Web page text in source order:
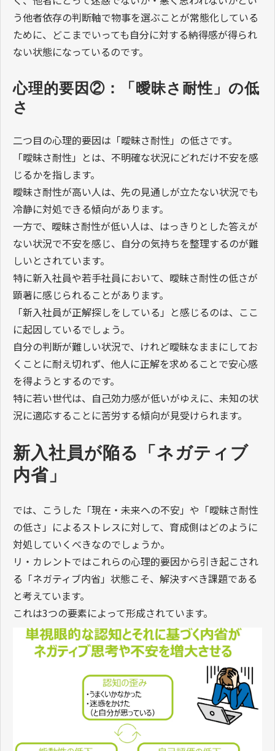
う他者依存の判断軸で物事を選ぶことが常態化している
ために、どこまでいっても自分に対する納得感が得られ
ない状態になっているのです。
心理的要因②：「曖昧さ耐性」の低
さ
二つ目の心理的要因は「曖昧さ耐性」の低さです。
「曖昧さ耐性」とは、不明確な状況にどれだけ不安を感
じるかを指します。
曖昧さ耐性が高い人は、先の見通しが立たない状況でも
冷静に対処できる傾向があります。
一方で、曖昧さ耐性が低い人は、はっきりとした答えが
ない状況で不安を感じ、自分の気持ちを整理するのが難
しいとされています。
特に新入社員や若手社員において、曖昧さ耐性の低さが
顕著に感じられることがあります。
「新入社員が正解探しをしている」と感じるのは、ここ
に起因しているでしょう。
自分の判断が難しい状況で、けれど曖昧なままにしてお
くことに耐え切れず、他人に正解を求めることで安心感
を得ようとするのです。
特に若い世代は、自己効力感が低いがゆえに、未知の状
況に適応することに苦労する傾向が見受けられます。
新入社員が陥る「ネガティブ
内省」
では、こうした「現在・未来への不安」や「曖昧さ耐性
の低さ」によるストレスに対して、育成側はどのように
対処していくべきなのでしょうか。
リ・カレントではこれらの心理的要因から引き起こされ
る「ネガティブ内省」状態こそ、解決すべき課題である
と考えています。
これは3つの要素によって形成されています。